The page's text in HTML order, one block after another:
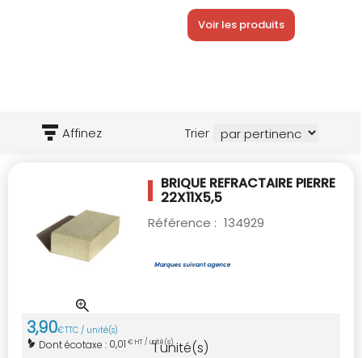
Voir les produits
Affinez Trier
BRIQUE REFRACTAIRE PIERRE
22X11X5,5
Référence : 134929
3,90€TTC / unité(s)
Dont écotaxe : 0,01 € HT / unité(s)
1unité(s)